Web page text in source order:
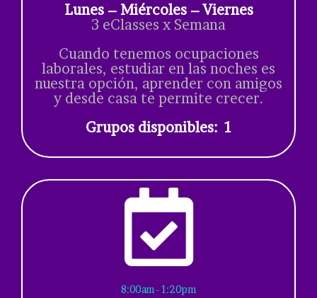
Lunes – Miércoles – Viernes
3 eClasses x Semana
Cuando tenemos ocupaciones
laborales, estudiar en las noches es
nuestra opción, aprender con amigos
y desde casa te permite crecer.
Grupos disponibles: 1
8:00am - 1:20pm